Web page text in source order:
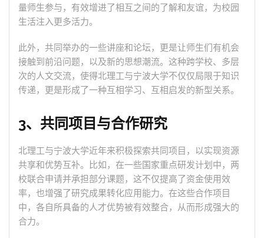
量师生参与，有效增进了相互之间的了解和友谊，为校园
生活注入更多活力。
此外，共同举办的一些讲座和论坛，更是让师生们有机会
接触到前沿问题，以及新的思想潮流。这种跨学校、多层
次的人文交流，使得北理工与宁波大学不仅仅局限于知识
传递，更是形成了一种互相学习、互相启发的新型关系。
3、共同项目与合作研究
北理工与宁波大学近年来积极探索共同项目，以实现资源
共享和优势互补。比如，在一些国家重点研发计划中，两
校联合申请并承担部分课题，这不仅提高了资金使用效
率，也增强了研究成果转化应用能力。在这些合作项目
中，各自所具备的人才优势被有效整合，从而形成强大的
合力。